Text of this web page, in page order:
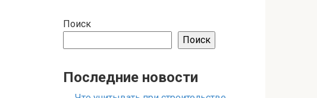
Поиск
Поиск
Последние новости